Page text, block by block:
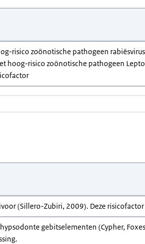
risico zoönotische pathogeen
hoog-risico zoönotische pathogeen
(Sillero-Zubiri, 2009). Deze
gebitselementen (Cypher,